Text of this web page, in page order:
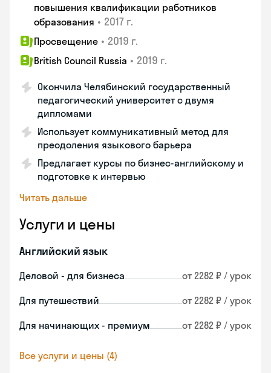
повышения квалификации работников
образования • 2017 г.
Просвещение • 2019 г.
British Council Russia • 2019 г.
Окончила Челябинский государственный
педагогический университет с двумя
дипломами
Использует коммуникативный метод для
преодоления языкового барьера
Предлагает курсы по бизнес-английскому и
подготовке к интервью
Читать дальше
Услуги и цены
Английский язык
Деловой - для бизнеса от 2282 ₽ / урок
Для путешествий от 2282 ₽ / урок
Для начинающих - премиум от 2282 ₽ / урок
Все услуги и цены (4)